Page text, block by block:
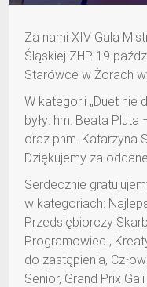
Za nami XIV Gala
Śląskiej ZHP. 19
Starówce w Żorach
W kategorii „Duet nie
były: hm. Beata
oraz phm. Katarzyna
Dziękujemy za
Serdecznie
w kategoriach:
Przedsiębiorczy
Programowiec ,
do zastąpienia,
Senior, Grand Prix